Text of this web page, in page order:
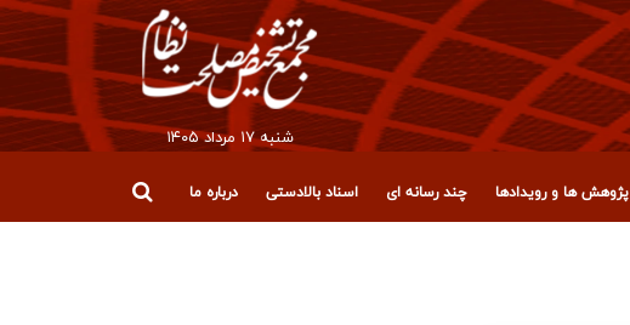
شنبه ۱۷ مرداد ۱۴۰۵
پژوهش ها و رویدادها چند رسانه ای اسناد بالادستی درباره ما